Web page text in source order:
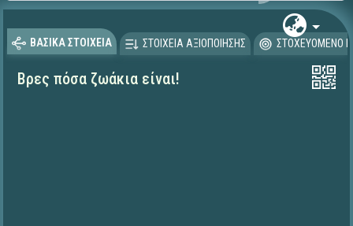
ΒΑΣΙΚΑ ΣΤΟΙΧΕΙΑ ΣΤΟΙΧΕΙΑ ΑΞΙΟΠΟΙΗΣΗΣ ΣΤΟΧΕΥΟΜΕΝΟ
Βρες πόσα ζωάκια είναι!